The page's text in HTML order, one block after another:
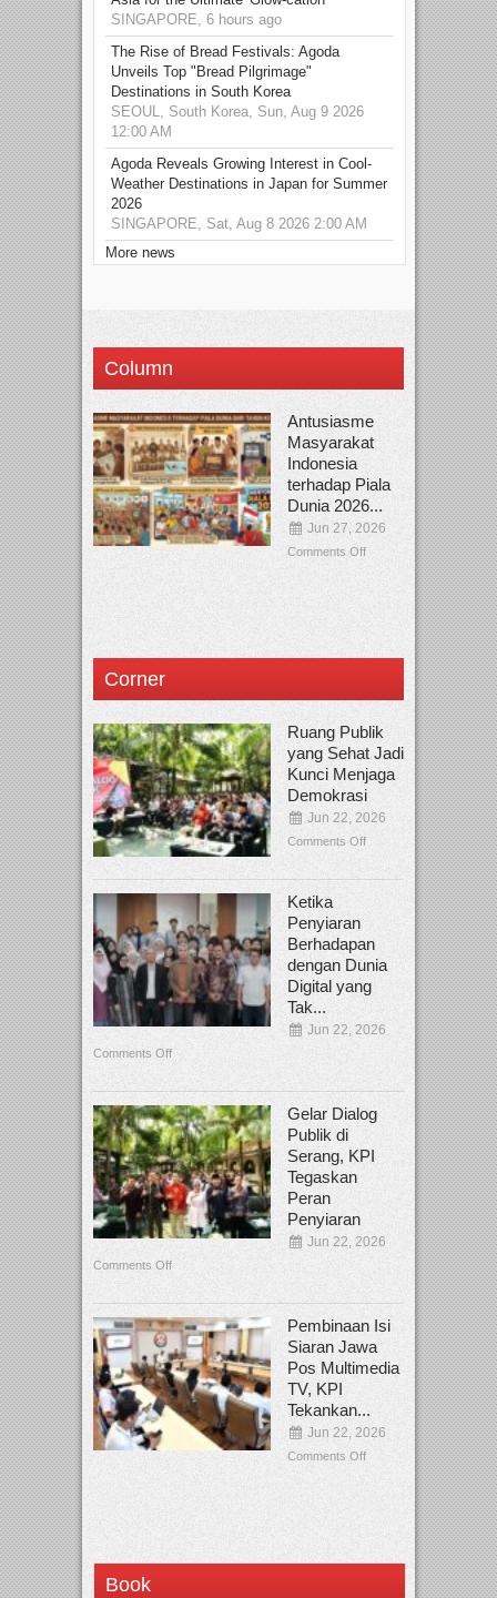
SINGAPORE, 6 hours ago
The Rise of Bread Festivals: Agoda
Unveils Top "Bread Pilgrimage"
Destinations in South Korea
SEOUL, South Korea, Sun, Aug 9 2026
12:00 AM
Agoda Reveals Growing Interest in Cool-
Weather Destinations in Japan for Summer
2026
SINGAPORE, Sat, Aug 8 2026 2:00 AM
More news
Column
Antusiasme
Masyarakat
Indonesia
terhadap Piala
Dunia 2026...
Jun 27, 2026
Comments Off
Corner
Ruang Publik
yang Sehat Jadi
Kunci Menjaga
Demokrasi
Jun 22, 2026
Comments Off
Ketika
Penyiaran
Berhadapan
dengan Dunia
Digital yang
Tak...
Jun 22, 2026
Comments Off
Gelar Dialog
Publik di
Serang, KPI
Tegaskan
Peran
Penyiaran
Jun 22, 2026
Comments Off
Pembinaan Isi
Siaran Jawa
Pos Multimedia
TV, KPI
Tekankan...
Jun 22, 2026
Comments Off
Book